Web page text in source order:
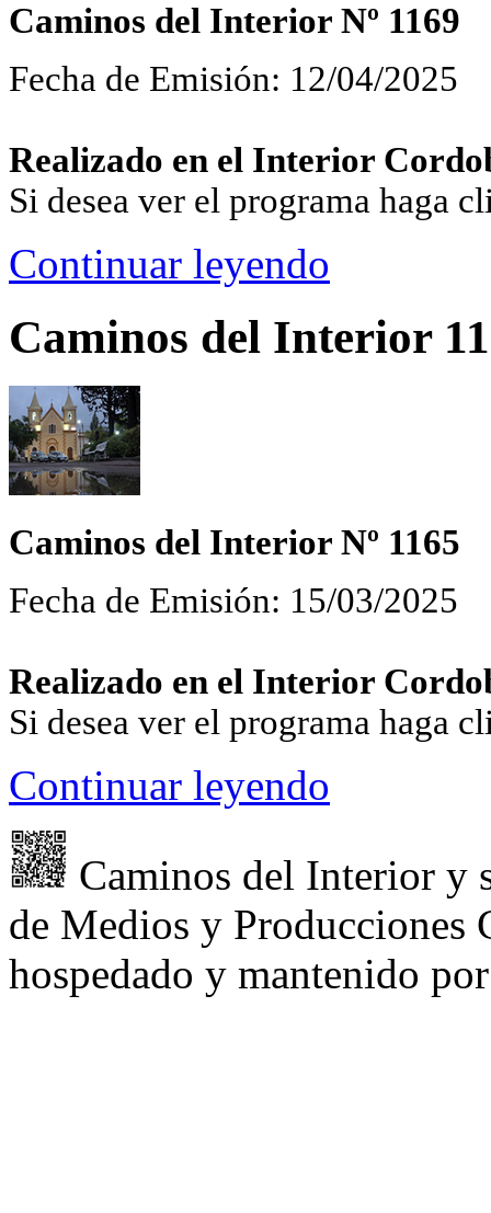
Caminos del Interior Nº 1169
Fecha de Emisión: 12/04/2025
Realizado en el Interior
Si desea ver el programa haga
Continuar leyendo
Caminos del Interior
Caminos del Interior Nº 1165
Fecha de Emisión: 15/03/2025
Realizado en el Interior
Si desea ver el programa haga
Continuar leyendo
Caminos del Interior y
de Medios y Producciones
hospedado y mantenido